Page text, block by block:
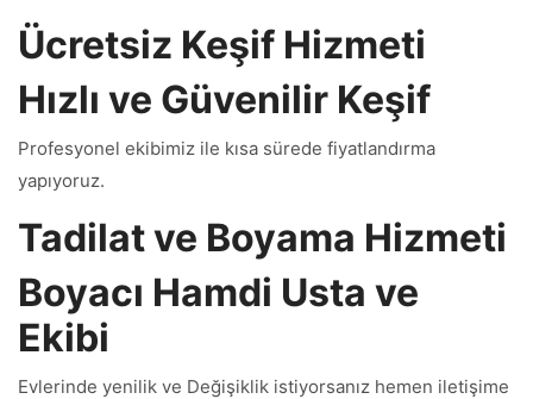
Ücretsiz Keşif Hizmeti
Hızlı ve Güvenilir Keşif
Profesyonel ekibimiz ile kısa sürede fiyatlandırma
yapıyoruz.
Tadilat ve Boyama Hizmeti
Boyacı Hamdi Usta ve
Ekibi
Evlerinde yenilik ve Değişiklik istiyorsanız hemen iletişime